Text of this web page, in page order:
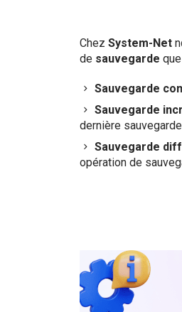
Chez System-Net
de sauvegarde
Sauvegarde
Sauvegarde
dernière sauvegarde
Sauvegarde
opération de